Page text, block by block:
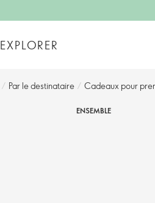
EXPLORER
/ Par le destinataire / Cadeaux pour
ENSEMBLE